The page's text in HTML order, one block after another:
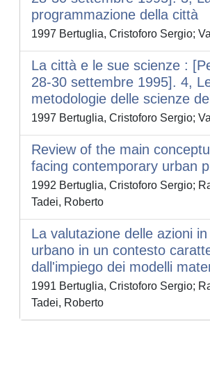
programmazione della città
1997 Bertuglia, Cristoforo Sergio;
La città e le sue scienze :
28-30 settembre 1995]. 4,
metodologie delle scienze
1997 Bertuglia, Cristoforo Sergio;
Review of the main
facing contemporary urban
1992 Bertuglia, Cristoforo Sergio;
Tadei, Roberto
La valutazione delle azioni
urbano in un contesto
dall'impiego dei modelli
1991 Bertuglia, Cristoforo Sergio;
Tadei, Roberto